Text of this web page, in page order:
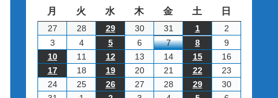
月
曜
火
曜
水
曜
木木
曜
金金
日
土 日
272026/7/27
282026/7/28
292026/7/29
302026/7/30
31 2026/7/31
1 2026/8/1
22026/8/2
32026/8/3
42026/8/4
52026/8/5
62026/8/6
72026/8/7
82026/8/8
92026/8/9
102026/8/10
11 2026/8/11
122026/8/12
132026/8/13
142026/8/14
152026/8/15
162026/8/16
172026/8/17
182026/8/18
192026/8/19
202026/8/20
21 2026/8/21
222026/8/22
232026/8/23
242026/8/24
252026/8/25
262026/8/26
272026/8/27
282026/8/28
292026/8/29
302026/8/30